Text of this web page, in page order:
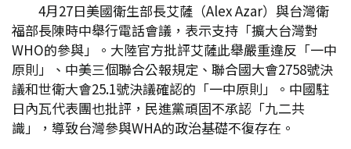
4月27日美國衛生部長艾薩（Alex Azar）與台灣衛
福部長陳時中舉行電話會議，表示支持「擴大台灣對
WHO的參與」。大陸官方批評艾薩此舉嚴重違反「一中
原則」、中美三個聯合公報規定、聯合國大會2758號決
議和世衛大會25.1號決議確認的「一中原則」。中國駐
日內瓦代表團也批評，民進黨頑固不承認「九二共
識」，導致台灣參與WHA的政治基礎不復存在。